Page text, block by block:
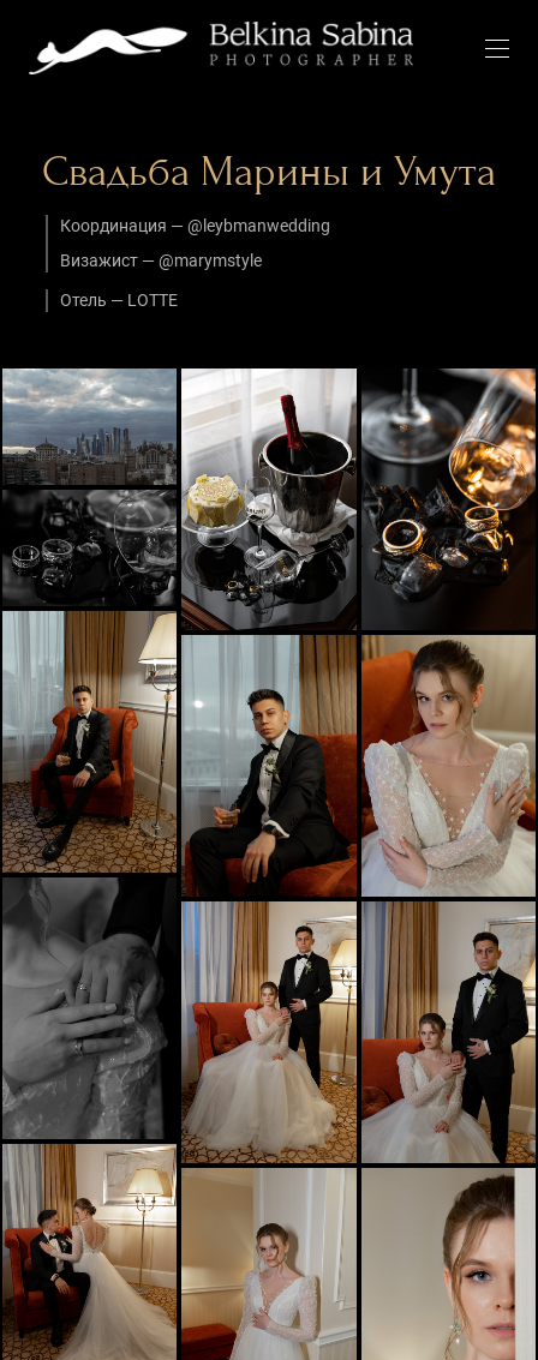
Свадьба Марины и Умута
Координация — @leybmanwedding
Визажист — @marymstyle
Отель — LOTTE